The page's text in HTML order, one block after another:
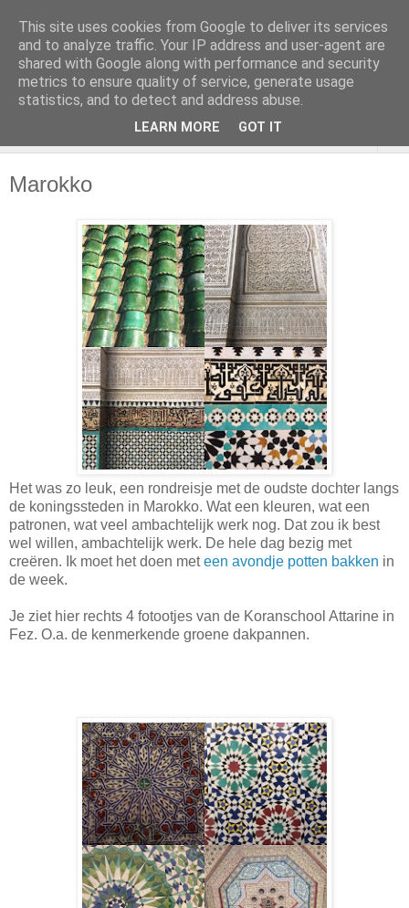
Marokko
Het was zo leuk, een rondreisje met de oudste dochter langs
de koningssteden in Marokko. Wat een kleuren, wat een
patronen, wat veel ambachtelijk werk nog. Dat zou ik best
wel willen, ambachtelijk werk. De hele dag bezig met
creëren. Ik moet het doen meteen avondje potten bakken in
de week.
Je ziet hier rechts 4 fotootjes van de Koranschool Attarine in
Fez. O.a. de kenmerkende groene dakpannen.
This site uses cookies from Google to deliver its services
and to analyze traffic. Your IP address and user-agent are
shared with Google along with performance and security
metrics to ensure quality of service, generate usage
statistics, and to detect and address abuse.
LEARN MORE GOT IT